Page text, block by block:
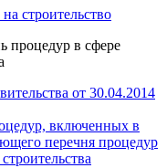
строительство
процедур в сфере
от 30.04.2014
включенных в
перечня процедур